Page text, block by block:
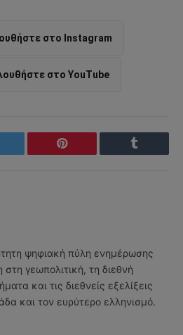
στο Instagram
στο YouTube
Pinterest Tumblr
ψηφιακή πύλη ενημέρωσης
γεωπολιτική, τη διεθνή
και τις διεθνείς εξελίξεις
και τον ευρύτερο ελληνισμό.